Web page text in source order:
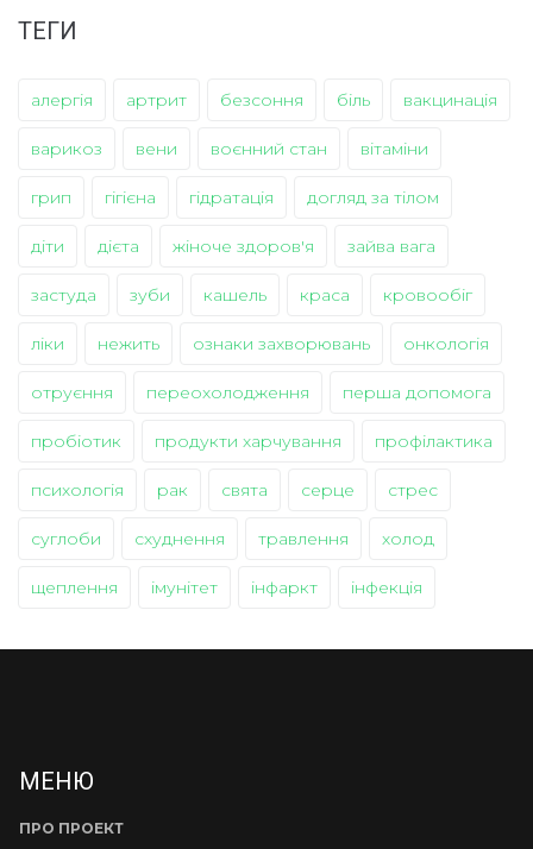
ТЕГИ
алергія артрит безсоння біль вакцинація
варикоз вени воєнний стан вітаміни
грип гігієна гідратація догляд за тілом
діти дієта жіноче здоров'я зайва вага
застуда зуби кашель краса кровообіг
ліки нежить ознаки захворювань онкологія
отруєння переохолодження перша допомога
пробіотик продукти харчування профілактика
психологія рак свята серце стрес
суглоби схуднення травлення холод
щеплення імунітет інфаркт інфекція
МЕНЮ
ПРО ПРОЕКТ